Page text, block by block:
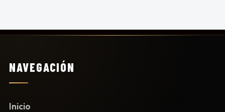
NAVEGACIÓN
Inicio